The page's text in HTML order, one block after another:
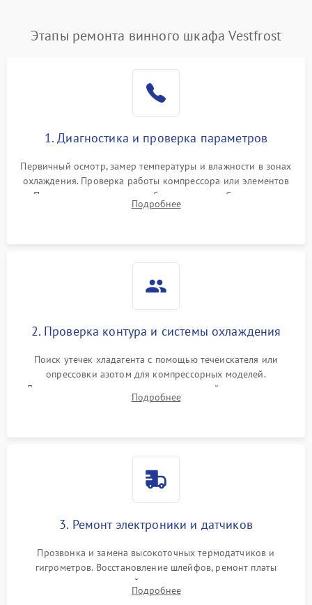
Этапы ремонта винного шкафа Vestfrost
1. Диагностика и проверка параметров
Первичный осмотр, замер температуры и влажности в зонах
охлаждения. Проверка работы компрессора или элементов
Пельтье, оценка уровня вибрации и шума. Считывание
ошибок с модуля управления.
Подробнее
2. Проверка контура и системы охлаждения
Поиск утечек хладагента с помощью течеискателя или
опрессовки азотом для компрессорных моделей.
Диагностика термоэлектрических модулей, радиаторов и
кулеров на предмет перегрева или выхода из строя.
Подробнее
3. Ремонт электроники и датчиков
Прозвонка и замена высокоточных термодатчиков и
гигрометров. Восстановление шлейфов, ремонт платы
управления, отвечающей за поддержание микроклимата.
Проверка систем защиты от УФ-излучения и подсветки.
Подробнее